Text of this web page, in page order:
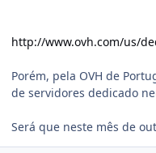
http://www.ovh.com/us/
Porém, pela OVH de
de servidores dedicado
Será que neste mês de